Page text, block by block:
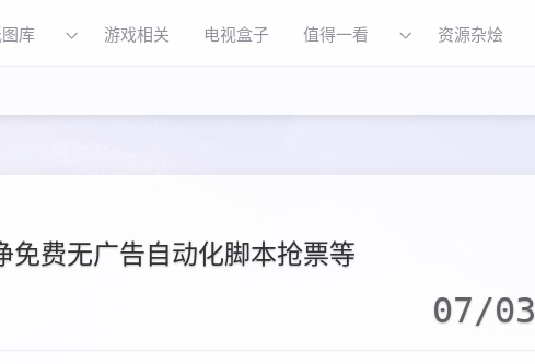
库 游戏相关 电视盒子 值得一看 资源杂烩
免费无广告自动化脚本抢票等
07/03